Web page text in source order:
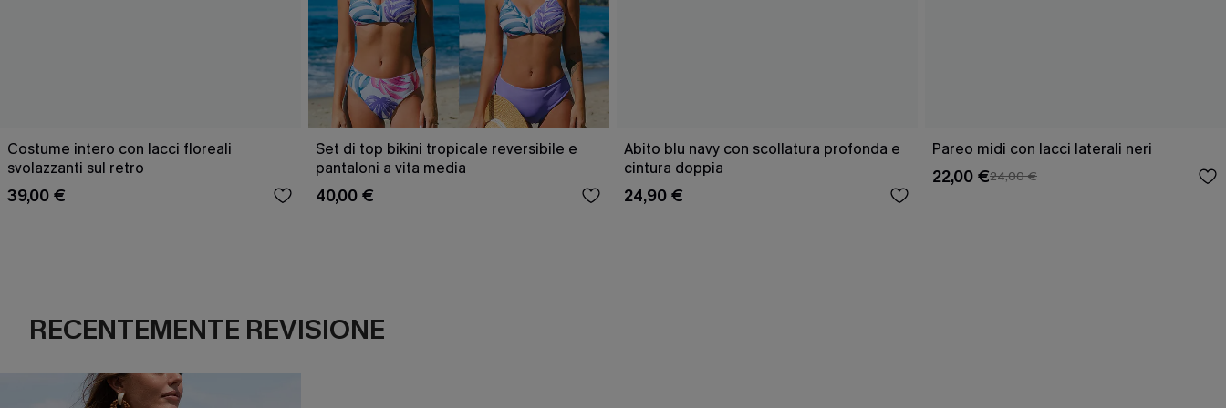
Costume intero con lacci floreali
svolazzanti sul retro
39,00 €
Set di top bikini tropicale reversibile e
pantaloni a vita media
40,00 €
Abito blu navy con scollatura profonda e
cintura doppia
24,90 €
Pareo midi con lacci laterali neri
22,00 €24,00 €
RECENTEMENTE REVISIONE